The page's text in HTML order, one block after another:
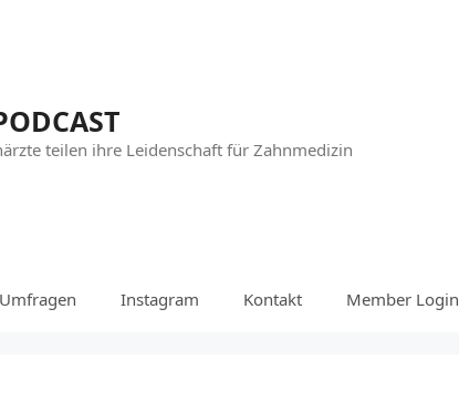
teilen ihre Leidenschaft für Zahnmedizin
Umfragen Instagram Kontakt Member Login